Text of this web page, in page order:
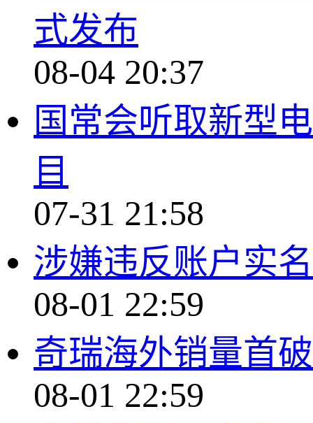
式发布
08-04 20:37
国常会听取新型
目
07-31 21:58
涉嫌违反账户实
08-01 22:59
奇瑞海外销量首
08-01 22:59